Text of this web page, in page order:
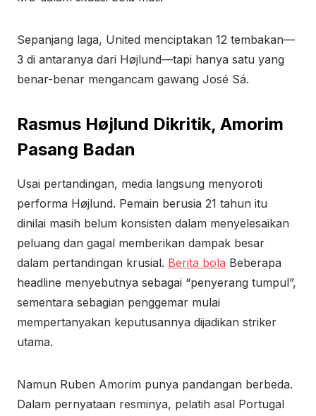
Sepanjang laga, United menciptakan 12 tembakan—
3 di antaranya dari Højlund—tapi hanya satu yang
benar-benar mengancam gawang José Sá.
Rasmus Højlund Dikritik, Amorim
Pasang Badan
Usai pertandingan, media langsung menyoroti
performa Højlund. Pemain berusia 21 tahun itu
dinilai masih belum konsisten dalam menyelesaikan
peluang dan gagal memberikan dampak besar
dalam pertandingan krusial. Berita bola Beberapa
headline menyebutnya sebagai “penyerang tumpul”,
sementara sebagian penggemar mulai
mempertanyakan keputusannya dijadikan striker
utama.
Namun Ruben Amorim punya pandangan berbeda.
Dalam pernyataan resminya, pelatih asal Portugal